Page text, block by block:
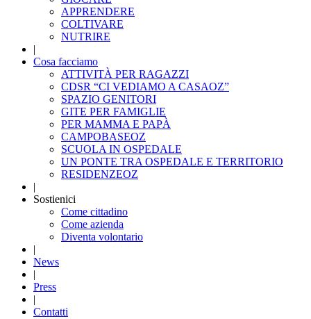
APPRENDERE
COLTIVARE
NUTRIRE
|
Cosa facciamo
ATTIVITÀ PER RAGAZZI
CDSR “CI VEDIAMO A CASAOZ”
SPAZIO GENITORI
GITE PER FAMIGLIE
PER MAMMA E PAPÀ
CAMPOBASEOZ
SCUOLA IN OSPEDALE
UN PONTE TRA OSPEDALE E TERRITORIO
RESIDENZEOZ
|
Sostienici
Come cittadino
Come azienda
Diventa volontario
|
News
|
Press
|
Contatti